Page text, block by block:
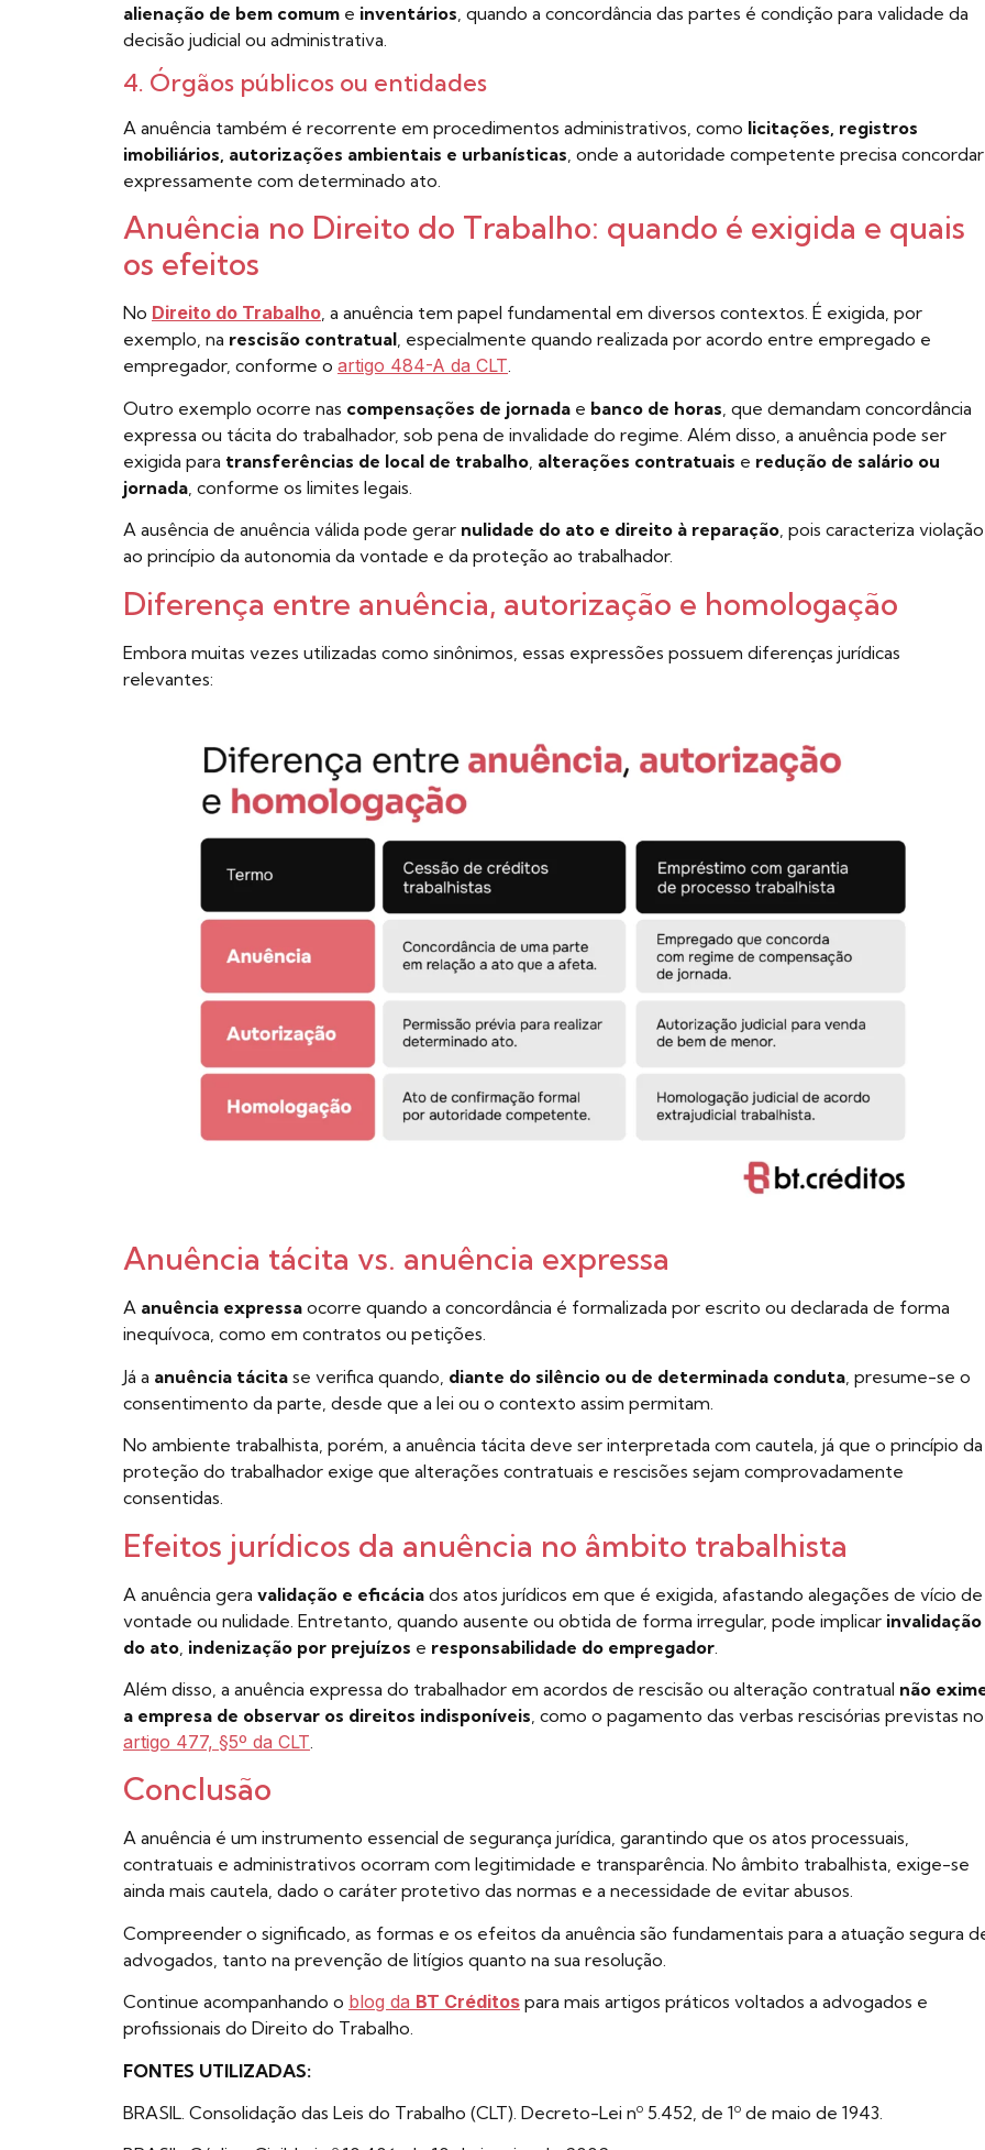
alienação de bem comum e inventários , quando a concordância das partes é condição para validade da
decisão judicial ou administrativa.
4. Órgãos públicos ou entidades
A anuência também é recorrente em procedimentos administrativos, como licitações, registros
imobiliários, autorizações ambientais e urbanísticas, onde a autoridade competente precisa concordar
expressamente com determinado ato.
Anuência no Direito do Trabalho: quando é exigida e quais
os efeitos
No Direito do Trabalho, a anuência tem papel fundamental em diversos contextos. É exigida, por
exemplo, na rescisão contratual, especialmente quando realizada por acordo entre empregado e
empregador, conforme o artigo 484-A da CLT.
Outro exemplo ocorre nas compensações de jornada e banco de horas , que demandam concordância
expressa ou tácita do trabalhador, sob pena de invalidade do regime. Além disso, a anuência pode ser
exigida para transferências de local de trabalho alterações contratuais e redução de salário ou
jornada , conforme os limites legais.
A ausência de anuência válida pode gerar nulidade do ato e direito à reparação, pois caracteriza violação
ao princípio da autonomia da vontade e da proteção ao trabalhador.
Diferença entre anuência, autorização e homologação
Embora muitas vezes utilizadas como sinônimos, essas expressões possuem diferenças jurídicas
relevantes:
Anuência tácita vs. anuência expressa
A anuência expressa ocorre quando a concordância é formalizada por escrito ou declarada de forma
inequívoca, como em contratos ou petições.
Já a anuência tácita se verifica quando, diante do silêncio ou de determinada conduta , presume-se o
consentimento da parte, desde que a lei ou o contexto assim permitam.
No ambiente trabalhista, porém, a anuência tácita deve ser interpretada com cautela, já que o princípio da
proteção do trabalhador exige que alterações contratuais e rescisões sejam comprovadamente
consentidas.
Efeitos jurídicos da anuência no âmbito trabalhista
A anuência gera validação e eficácia dos atos jurídicos em que é exigida, afastando alegações de vício de
vontade ou nulidade. Entretanto, quando ausente ou obtida de forma irregular, pode implicar invalidação
do ato indenização por prejuízos e responsabilidade do empregador
Além disso, a anuência expressa do trabalhador em acordos de rescisão ou alteração contratual não
a empresa de observar os direitos indisponíveis, como o pagamento das verbas rescisórias previstas no
artigo 477, §5º da CLT.
Conclusão
A anuência é um instrumento essencial de segurança jurídica, garantindo que os atos processuais,
contratuais e administrativos ocorram com legitimidade e transparência. No âmbito trabalhista, exige-se
ainda mais cautela, dado o caráter protetivo das normas e a necessidade de evitar abusos.
Compreender o significado, as formas e os efeitos da anuência são fundamentais para a atuação segura
advogados, tanto na prevenção de litígios quanto na sua resolução.
Continue acompanhando o blog da BT Créditos para mais artigos práticos voltados a advogados e
profissionais do Direito do Trabalho.
FONTES UTILIZADAS:
BRASIL. Consolidação das Leis do Trabalho (CLT). Decreto-Lei nº 5.452, de 1º de maio de 1943.